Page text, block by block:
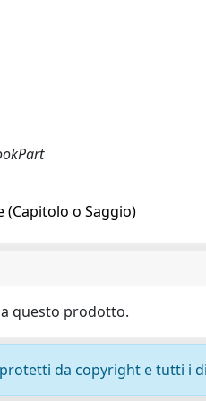
o Saggio)
questo prodotto.
da copyright e tutti i